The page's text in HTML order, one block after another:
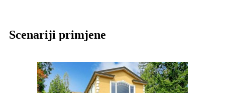
Scenariji primjene